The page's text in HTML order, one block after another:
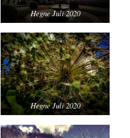
Hegne Juli 2020
Hegne Juli 2020